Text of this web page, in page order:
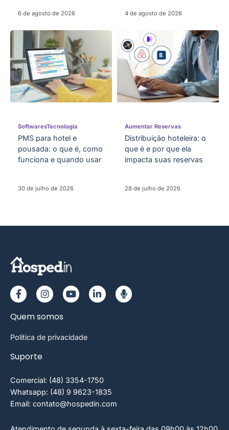
6 de agosto de 2026 4 de agosto de 2026
SoftwaresTecnologia
PMS para hotel e
pousada: o que é, como
funciona e quando usar
30 de julho de 2026
Aumentar Reservas
Distribuição hoteleira: o
que é e por que ela
impacta suas reservas
28 de julho de 2026
Quem somos
Política de privacidade
Suporte
Comercial: (48) 3354-1750
Whatsapp: (48) 9 9623-1835
Email: contato@hospedin.com